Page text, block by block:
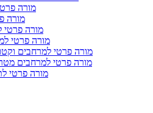
מורה
מורה
מורה פרטי
מורה פרטי
מורה פרטי למרחבים
מורה פרטי למרחבים
מורה פרטי